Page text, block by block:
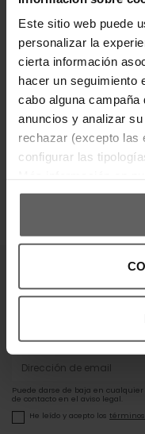
Este sitio web puede
personalizar la
cierta información
hacer un seguimiento
cabo alguna campaña
anuncios y analizar
rechazar (excepto las
configurar las
Cierre de cremallera y
Pierna recta.
DETALLES DEL
DEVOLUCIONES Y
INFORMACIÓN
¡Entérate
Suscribte a
Puede darse de baja en
de contacto en el aviso legal.
He leído y acepto los